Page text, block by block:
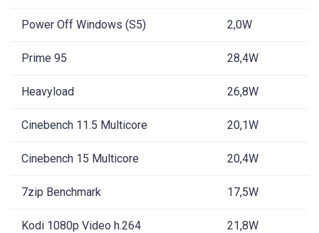
Power Off Windows (S5) 2,0W
Prime 95 28,4W
Heavyload 26,8W
Cinebench 11.5 Multicore 20,1W
Cinebench 15 Multicore 20,4W
7zip Benchmark 17,5W
Kodi 1080p Video h.264 21,8W